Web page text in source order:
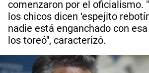
comenzaron por el oficialismo.
los chicos dicen ‘espejito
nadie está enganchado con
los toreó", caracterizó.